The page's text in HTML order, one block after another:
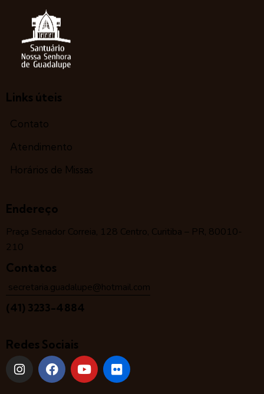
Links úteis
Contato
Atendimento
Horários de Missas
Endereço
Praça Senador Correia, 128 Centro, Curitiba – PR, 80010-
210
Contatos
secretaria.guadalupe@hotmail.com
(41) 3233-4884
Redes Sociais